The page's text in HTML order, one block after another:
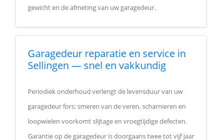
gewicht en de afmeting van uw garagedeur.
Garagedeur reparatie en service in
Sellingen — snel en vakkundig
Periodiek onderhoud verlengt de levensduur van uw
garagedeur fors: smeren van de veren, scharnieren en
loopwielen voorkomt slijtage en vroegtijdige defecten.
Garantie op de garagedeur is doorgaans twee tot vijf jaar